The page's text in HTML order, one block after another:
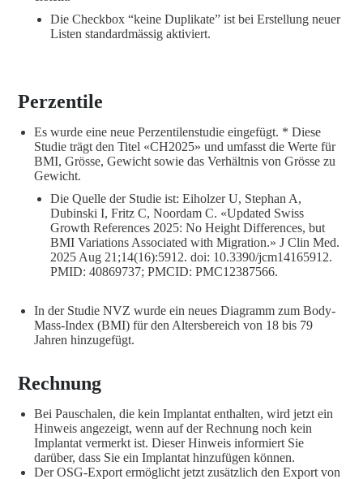
Die Checkbox “keine Duplikate” ist bei Erstellung neuer
Listen standardmässig aktiviert.
Perzentile
Es wurde eine neue Perzentilenstudie eingefügt. * Diese
Studie trägt den Titel «CH2025» und umfasst die Werte für
BMI, Grösse, Gewicht sowie das Verhältnis von Grösse zu
Gewicht.
Die Quelle der Studie ist: Eiholzer U, Stephan A,
Dubinski I, Fritz C, Noordam C. «Updated Swiss
Growth References 2025: No Height Differences, but
BMI Variations Associated with Migration.» J Clin Med.
2025 Aug 21;14(16):5912. doi: 10.3390/jcm14165912.
PMID: 40869737; PMCID: PMC12387566.
In der Studie NVZ wurde ein neues Diagramm zum Body-
Mass-Index (BMI) für den Altersbereich von 18 bis 79
Jahren hinzugefügt.
Rechnung
Bei Pauschalen, die kein Implantat enthalten, wird jetzt ein
Hinweis angezeigt, wenn auf der Rechnung noch kein
Implantat vermerkt ist. Dieser Hinweis informiert Sie
darüber, dass Sie ein Implantat hinzufügen können.
Der OSG-Export ermöglicht jetzt zusätzlich den Export von